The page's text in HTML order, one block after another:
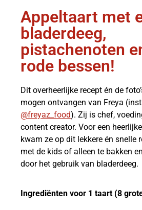
Appeltaart met
bladerdeeg,
pistachenoten
rode bessen!
Dit overheerlijke recept én de
mogen ontvangen van Freya
@freyaz_food). Zij is chef,
content creator. Voor een heerlijke
kwam ze op dit lekkere én snelle
met de kids of alleen te bakken
door het gebruik van bladerdeeg.
Ingrediënten voor 1 taart (8